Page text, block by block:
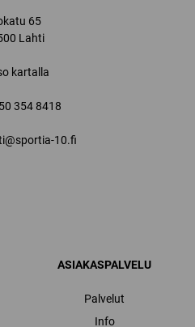
65
Lahti
kartalla
354 8418
10.fi
ASIAKASPALVELU
Palvelut
Info